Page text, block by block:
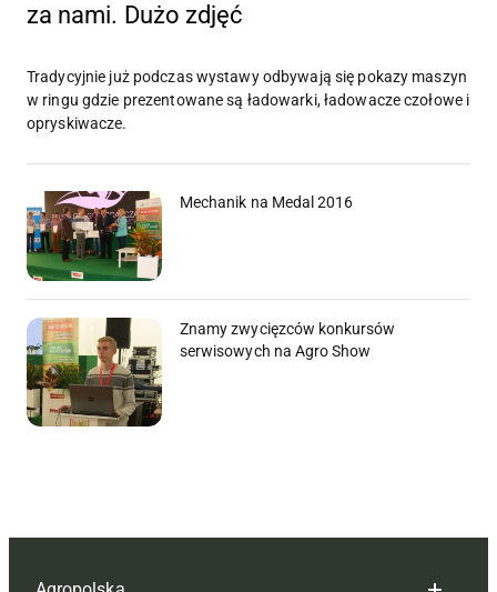
za nami. Dużo zdjęć
Tradycyjnie już podczas wystawy odbywają się pokazy maszyn
w ringu gdzie prezentowane są ładowarki, ładowacze czołowe i
opryskiwacze.
Mechanik na Medal 2016
Znamy zwycięzców konkursów
serwisowych na Agro Show